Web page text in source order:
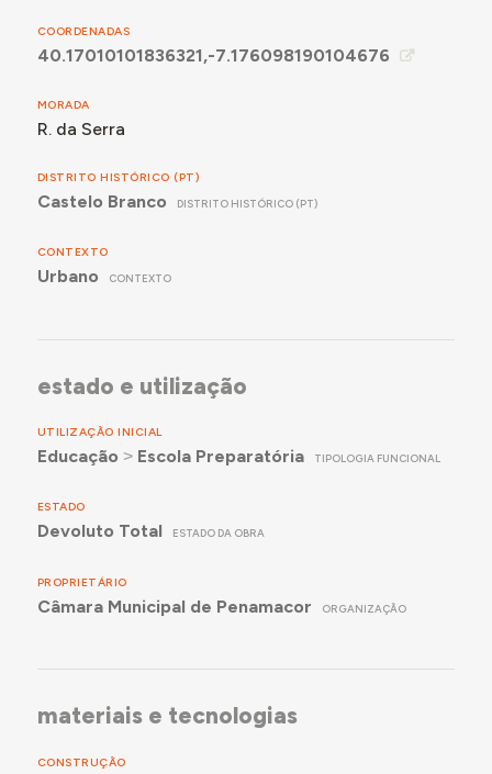
COORDENADAS
40.17010101836321,-7.176098190104676
MORADA
R. da Serra
DISTRITO HISTÓRICO (PT)
Castelo Branco DISTRITO HISTÓRICO (PT)
CONTEXTO
Urbano CONTEXTO
estado e utilização
UTILIZAÇÃO INICIAL
Educação ˃ Escola Preparatória TIPOLOGIA FUNCIONAL
ESTADO
Devoluto Total ESTADO DA OBRA
PROPRIETÁRIO
Câmara Municipal de Penamacor ORGANIZAÇÃO
materiais e tecnologias
CONSTRUÇÃO